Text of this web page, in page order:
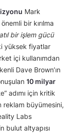
Mark
bir kırılma
bir işlem gücü
yüksek fiyatlar
içi kullanımdan
Dave Brown’ın
10 milyar
adımı için kritik
reklam büyümesini,
Labs
bulut altyapısı